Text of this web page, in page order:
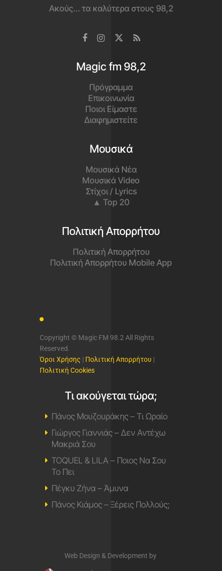
Ακούς… τα καλύτερα στους 98,2
Magic fm 98,2
Πρόγραμμα
Επικοινωνία
Ποιοι Είμαστε
Διαφημιστείτε
Μουσικά
Μουσικά Νέα
Μουσικά Video
Στίχοι / Lyrics
▲ Top 20
Πολιτική Απορρήτου
Πολιτική Απορρήτου
Πολιτική Απορρήτου Mobile App
Copyright © Magic FM 98.2 All Rights
Reserved.
Όροι Χρήσης | Πολιτική Απορρήτου |
Πολιτική Cookies
Τι ακούγεται τώρα;
Πάνος Μουζουράκης – Τι Ωραίο
Γιώργος Γιαννιάς – Δεν Αντέχω
Μακριά Σου
TOQUEL & LILA – Ποιος Να Σου
Το Πει
Πέγκυ Ζήνα – Άμυνα
Πάνος Κιάμος – Ξέρεις Πολλούς;
Web Design & Development by